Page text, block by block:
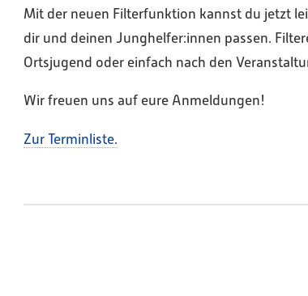
Mit der neuen Filterfunktion kannst du jetzt
dir und deinen Junghelfer:innen passen.
Ortsjugend oder einfach nach den
Wir freuen uns auf eure Anmeldungen!
Zur Terminliste.